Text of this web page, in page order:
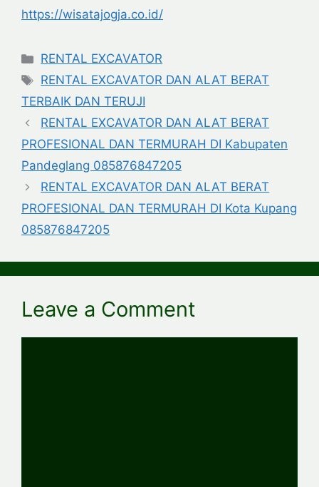
https://wisatajogja.co.id/
Categories
RENTAL EXCAVATOR
Tags
RENTAL EXCAVATOR DAN ALAT BERAT
TERBAIK DAN TERUJI
RENTAL EXCAVATOR DAN ALAT BERAT
PROFESIONAL DAN TERMURAH DI Kabupaten
Pandeglang 085876847205
RENTAL EXCAVATOR DAN ALAT BERAT
PROFESIONAL DAN TERMURAH DI Kota Kupang
085876847205
Leave a Comment